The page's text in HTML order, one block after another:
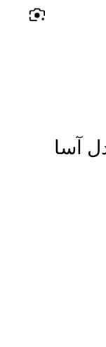
آسا